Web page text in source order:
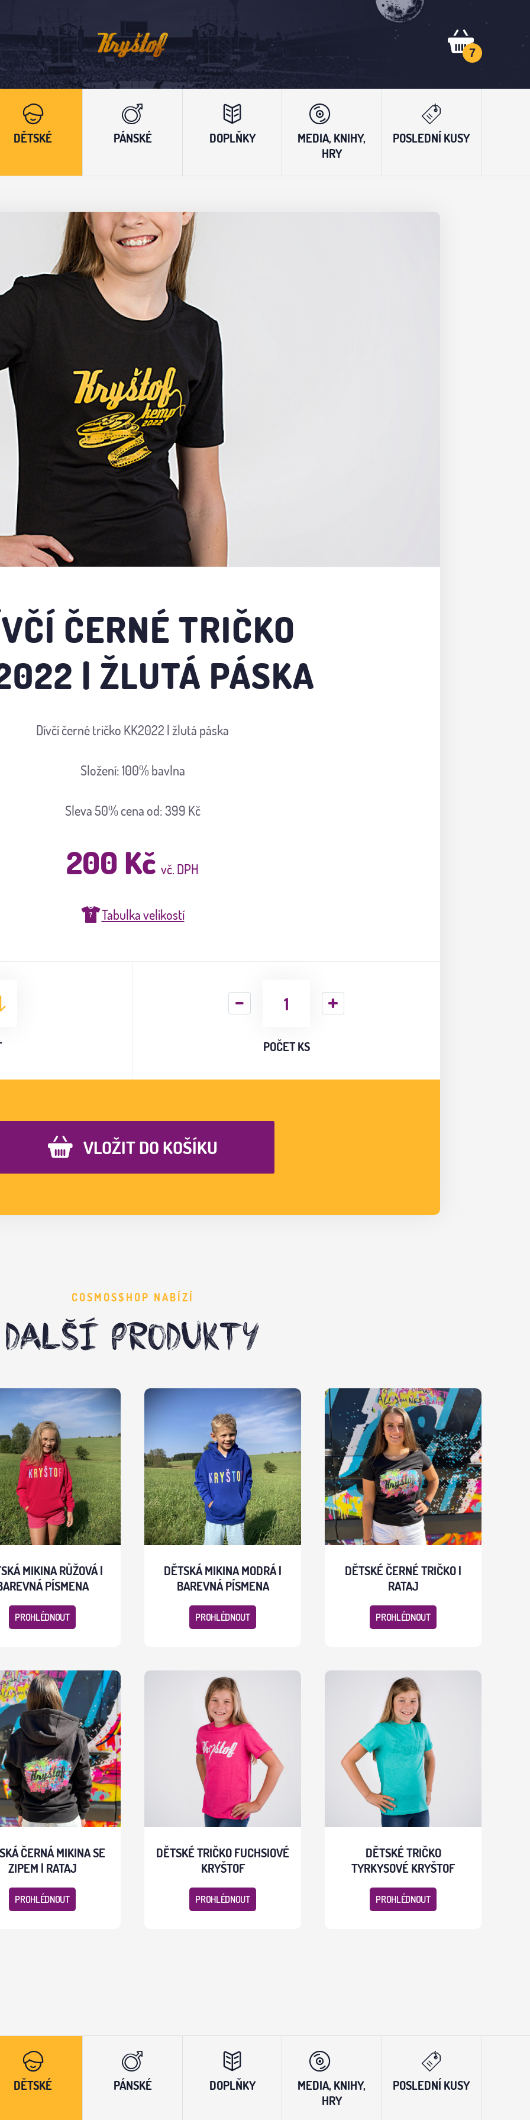
7
DĚTSKÉ PÁNSKÉ DOPLŇKY
MEDIA, KNIHY,
HRY
POSLEDNÍ KUSY
ČERNÉ TRIČKO
| ŽLUTÁ PÁSKA
Dívčí černé tričko KK2022 | žlutá páska
Složení: 100% bavlna
Sleva 50% cena od: 399 Kč
200 Kč vč. DPH
Tabulka velikostí
POČET KS
VLOŽIT DO KOŠÍKU
COSMOS$HOP NABÍZÍ
DALŠÍ PRODUKTY
MIKINA RŮŽOVÁ |
PÍSMENA
PROHLÉDNOUT
DĚTSKÁ MIKINA MODRÁ |
BAREVNÁ PÍSMENA
PROHLÉDNOUT
DĚTSKÉ ČERNÉ TRIČKO |
RATAJ
PROHLÉDNOUT
ČERNÁ MIKINA SE
ZIPEM | RATAJ
PROHLÉDNOUT
DĚTSKÉ TRIČKO FUCHSIOVÉ
KRYŠTOF
PROHLÉDNOUT
DĚTSKÉ TRIČKO
TYRKYSOVÉ KRYŠTOF
PROHLÉDNOUT
DĚTSKÉ PÁNSKÉ DOPLŇKY
MEDIA, KNIHY,
HRY
POSLEDNÍ KUSY